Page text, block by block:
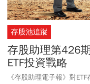
存股池追蹤
存股助理第426
ETF投資戰略
《存股助理電子報》對